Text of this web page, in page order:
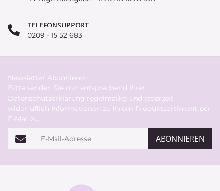
TELEFONSUPPORT
0209 - 15 52 683
Newsletter Abonnieren
Bitte senden Sie mir entsprechend Ihrer
Datenschutzerklärung regelmäßig und jederzeit
widerruflich Informationen zu Ihrem Produktsortiment per
E-Mail zu.
E-Mail-Adresse ABONNIEREN